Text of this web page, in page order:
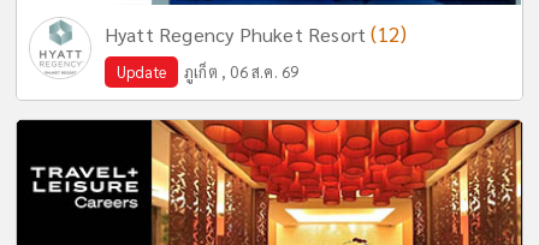
Hyatt Regency Phuket Resort(12)
Update ภูเก็ต , 06 ส.ค. 69